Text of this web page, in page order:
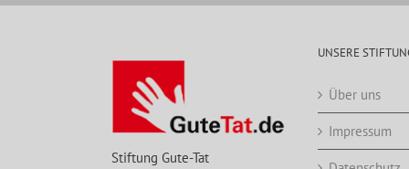
Stiftung Gute-Tat
UNSERE
Über uns
Impressum